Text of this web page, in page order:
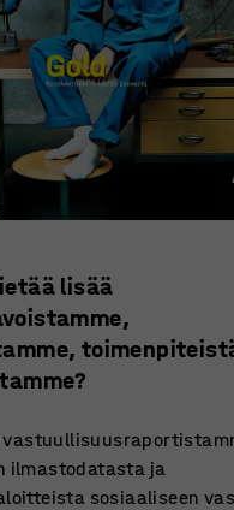
lisää
ilmastodatasta ja
sosiaaliseen